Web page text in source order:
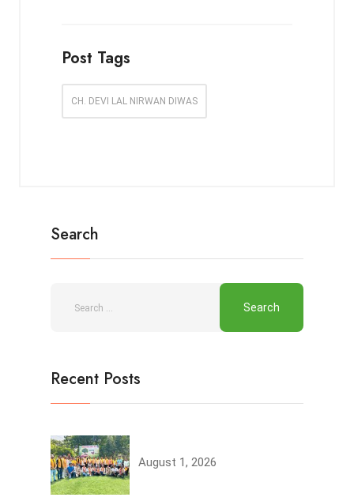
Post Tags
CH. DEVI LAL NIRWAN DIWAS
Search
Recent Posts
August 1, 2026